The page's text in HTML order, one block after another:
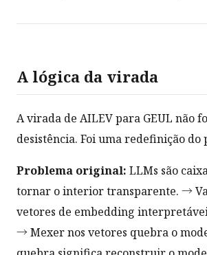
A lógica da virada
A virada de AILEV para GEUL não
desistência. Foi uma redefinição do
Problema original: LLMs são
tornar o interior transparente. →
vetores de embedding
→ Mexer nos vetores quebra o